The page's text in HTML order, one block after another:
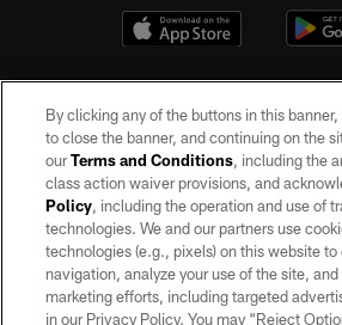
©2026 by the Las Vegas Raiders. All rights
may be reproduced without the express written
Raiders.
PRIVACY POLICY
By clicking any of the buttons in this
to close the banner, and continuing on the
ourTerms and Conditions, including the
class action waiver provisions, and
Policy, including the operation and use of
technologies. We and our partners use
technologies (e.g., pixels) on this website
navigation, analyze your use of the site, and
marketing efforts, including targeted
in our Privacy Policy. You may “Reject